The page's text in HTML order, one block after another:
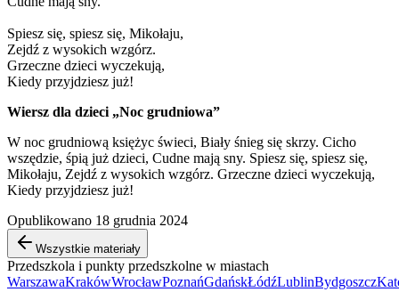
Spiesz się, spiesz się, Mikołaju,
Zejdź z wysokich wzgórz.
Grzeczne dzieci wyczekują,
Kiedy przyjdziesz już!
Wiersz dla dzieci „Noc grudniowa”
W noc grudniową księżyc świeci, Biały śnieg się skrzy. Cicho
wszędzie, śpią już dzieci, Cudne mają sny. Spiesz się, spiesz się,
Mikołaju, Zejdź z wysokich wzgórz. Grzeczne dzieci wyczekują,
Kiedy przyjdziesz już!
Opublikowano 18 grudnia 2024
Wszystkie materiały
Przedszkola i punkty przedszkolne w miastach
WarszawaKrakówWrocławPoznańGdańskŁódźLublinBydgoszcz